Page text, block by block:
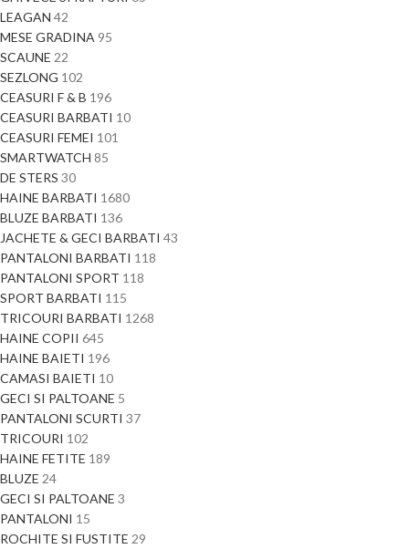
LEAGAN 42
MESE GRADINA 95
SCAUNE 22
SEZLONG 102
CEASURI F & B 196
CEASURI BARBATI 10
CEASURI FEMEI 101
SMARTWATCH 85
DE STERS 30
HAINE BARBATI 1680
BLUZE BARBATI 136
JACHETE & GECI BARBATI 43
PANTALONI BARBATI 118
PANTALONI SPORT 118
SPORT BARBATI 115
TRICOURI BARBATI 1268
HAINE COPII 645
HAINE BAIETI 196
CAMASI BAIETI 10
GECI SI PALTOANE 5
PANTALONI SCURTI 37
TRICOURI 102
HAINE FETITE 189
BLUZE 24
GECI SI PALTOANE 3
PANTALONI 15
ROCHITE SI FUSTITE 29